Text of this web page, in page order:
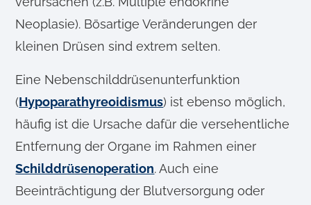
Neoplasie). Bösartige Veränderungen der
kleinen Drüsen sind extrem selten.
Eine Nebenschilddrüsenunterfunktion
(Hypoparathyreoidismus) ist ebenso möglich,
häufig ist die Ursache dafür die versehentliche
Entfernung der Organe im Rahmen einer
Schilddrüsenoperation. Auch eine
Beeinträchtigung der Blutversorgung oder